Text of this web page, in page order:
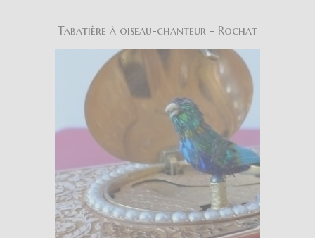
Tabatière à oiseau-chanteur - Rochat